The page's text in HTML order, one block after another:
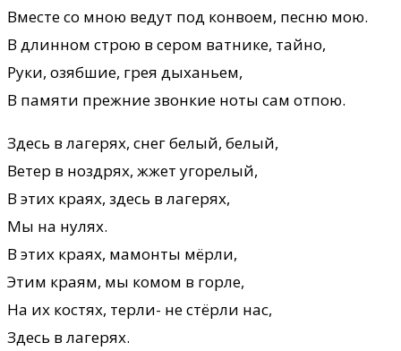
Вместе со мною ведут под конвоем, песню мою.
В длинном строю в сером ватнике, тайно,
Руки, озябшие, грея дыханьем,
В памяти прежние звонкие ноты сам отпою.
Здесь в лагерях, снег белый, белый,
Ветер в ноздрях, жжет угорелый,
В этих краях, здесь в лагерях,
Мы на нулях.
В этих краях, мамонты мёрли,
Этим краям, мы комом в горле,
На их костях, терли- не стёрли нас,
Здесь в лагерях.